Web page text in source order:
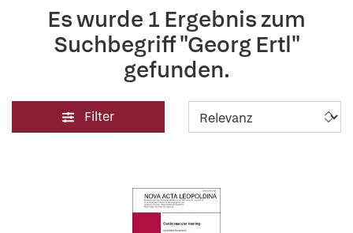
Es wurde 1 Ergebnis zum
Suchbegriff "Georg Ertl"
gefunden.
Filter